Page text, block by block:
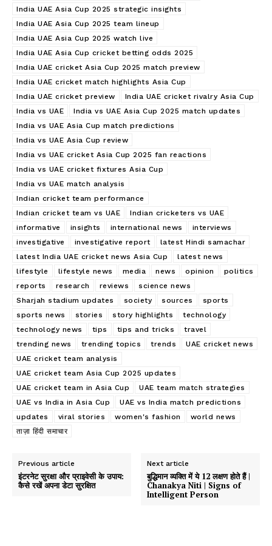
India UAE Asia Cup 2025 strategic insights
India UAE Asia Cup 2025 team lineup
India UAE Asia Cup 2025 watch live
India UAE Asia Cup cricket betting odds 2025
India UAE cricket Asia Cup 2025 match preview
India UAE cricket match highlights Asia Cup
India UAE cricket preview
India UAE cricket rivalry Asia Cup
India vs UAE
India vs UAE Asia Cup 2025 match updates
India vs UAE Asia Cup match predictions
India vs UAE Asia Cup review
India vs UAE cricket Asia Cup 2025 fan reactions
India vs UAE cricket fixtures Asia Cup
India vs UAE match analysis
Indian cricket team performance
Indian cricket team vs UAE
Indian cricketers vs UAE
informative
insights international news
interviews
investigative
investigative report
latest Hindi samachar
latest India UAE cricket news Asia Cup
latest news
lifestyle
lifestyle news media news opinion
politics
reports
research reviews
science news
Sharjah stadium updates
society sources
sports
sports news
stories story highlights
technology
technology news
tips tips and tricks
travel
trending news
trending topics trends
UAE cricket news
UAE cricket team analysis
UAE cricket team Asia Cup 2025 updates
UAE cricket team in Asia Cup
UAE team match strategies
UAE vs India in Asia Cup
UAE vs India match predictions
updates
viral stories women's fashion
world news
ताज़ा हिंदी समाचार
Previous article
इंटरनेट सुरक्षा और प्राइवेसी के उपाय:
कैसे रखें अपना डेटा सुरक्षित
Next article
बुद्धिमान व्यक्ति में ये 12 लक्षण होते हैं |
Chanakya Niti | Signs of
Intelligent Person